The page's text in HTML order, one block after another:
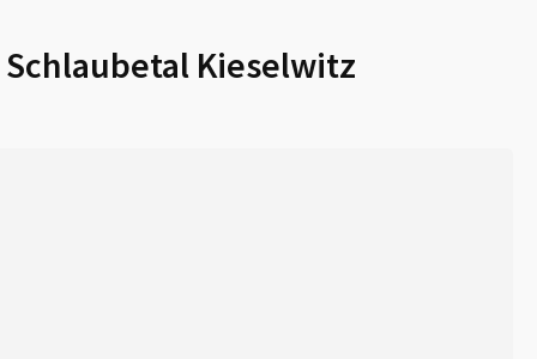
Schlaubetal Kieselwitz